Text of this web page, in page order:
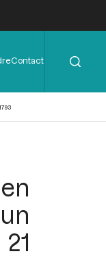
Contact